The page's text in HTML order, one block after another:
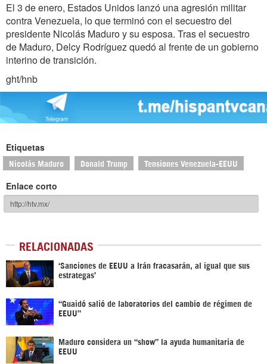
El 3 de enero, Estados Unidos lanzó una agresión militar
contra Venezuela, lo que terminó con el secuestro del
presidente Nicolás Maduro y su esposa. Tras el secuestro
de Maduro, Delcy Rodríguez quedó al frente de un gobierno
interino de transición.
ght/hnb
Etiquetas
Nicolás Maduro Donald Trump Tensiones Venezuela-EEUU
Enlace corto
RELACIONADAS
‘Sanciones de EEUU a Irán fracasarán, al igual que sus
estrategas’
“Guaidó salió de laboratorios del cambio de régimen de
EEUU”
Maduro considera un “show” la ayuda humanitaria de
EEUU